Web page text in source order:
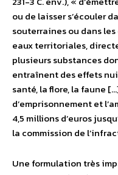
ou de laisser s’écouler
souterraines ou dans
eaux territoriales,
plusieurs substances
entraînent des effets
santé, la flore, la faune
d’emprisonnement et
4,5 millions d’euros
la commission de
Une formulation très